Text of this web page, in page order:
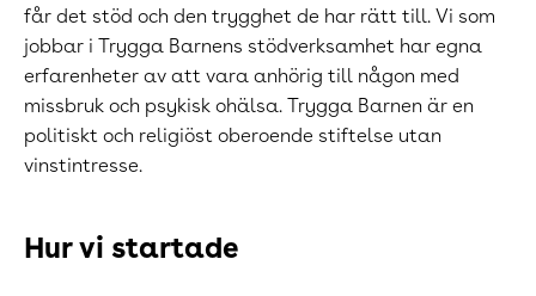
får det stöd och den trygghet de har rätt till. Vi som
jobbar i Trygga Barnens stödverksamhet har egna
erfarenheter av att vara anhörig till någon med
missbruk och psykisk ohälsa. Trygga Barnen är en
politiskt och religiöst oberoende stiftelse utan
vinstintresse.
Hur vi startade